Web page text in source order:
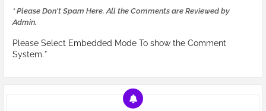
* Please Don't Spam Here. All the Comments are Reviewed by
Admin.
Please Select Embedded Mode To show the Comment
System.*